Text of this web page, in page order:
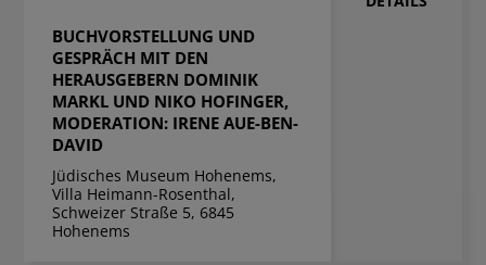
BUCHVORSTELLUNG UND
GESPRÄCH MIT DEN
HERAUSGEBERN DOMINIK
MARKL UND NIKO HOFINGER,
MODERATION: IRENE AUE-BEN-
DAVID
Jüdisches Museum Hohenems,
Villa Heimann-Rosenthal,
Schweizer Straße 5, 6845
Hohenems